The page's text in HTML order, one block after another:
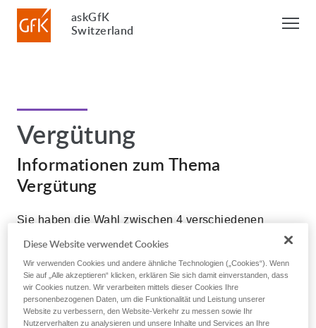
askGfK
Switzerland
Vergütung
Informationen zum Thema
Vergütung
Sie haben die Wahl zwischen 4 verschiedenen
Vergütungsmöglichkeiten. Wenn Sie Ihre Vergütung
welche Vergütung Sie für die Teilnahme an der
Umfragen erhalten, dann können Sie dies jederzeit
hier kontrollieren und anpassen.Achtung: Die
Punkte werden nach Erreichen der jeweiligen
Diese Website verwendet Cookies
Wir verwenden Cookies und andere ähnliche Technologien („Cookies“). Wenn
Sie auf „Alle akzeptieren“ klicken, erklären Sie sich damit einverstanden, dass
wir Cookies nutzen. Wir verarbeiten mittels dieser Cookies Ihre
personenbezogenen Daten, um die Funktionalität und Leistung unserer
Website zu verbessern, den Website-Verkehr zu messen sowie Ihr
Nutzerverhalten zu analysieren und unsere Inhalte und Services an Ihre